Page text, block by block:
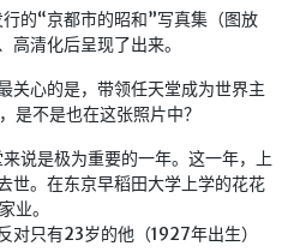
的“京都市的昭和”写真集（图放
清化后呈现了出来。
关心的是，带领任天堂成为世界主
不是也在这张照片中？
说是极为重要的一年。这一年，上
世。在东京早稻田大学上学的花花
业。
对只有23岁的他（1927年出生）